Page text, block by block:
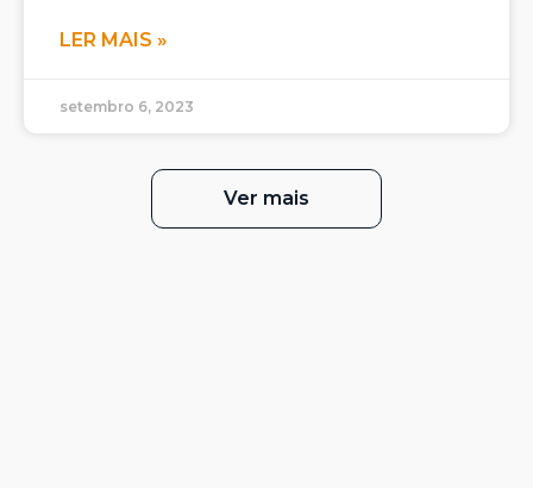
LER MAIS »
setembro 6, 2023
Ver mais